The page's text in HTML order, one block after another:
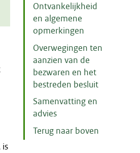
Ontvankelijkheid
en algemene
opmerkingen
Overwegingen ten
aanzien van de
bezwaren en het
bestreden besluit
Samenvatting en
advies
Terug naar boven
is